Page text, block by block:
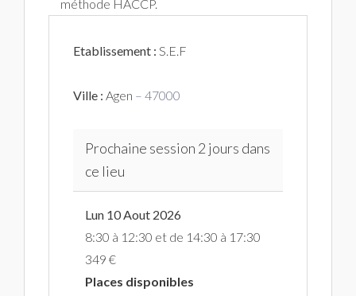
méthode HACCP.
Etablissement : S.E.F
Ville : Agen – 47000
Prochaine session 2 jours dans
ce lieu
Lun 10 Aout 2026
8:30 à 12:30 et de 14:30 à 17:30
349 €
Places disponibles